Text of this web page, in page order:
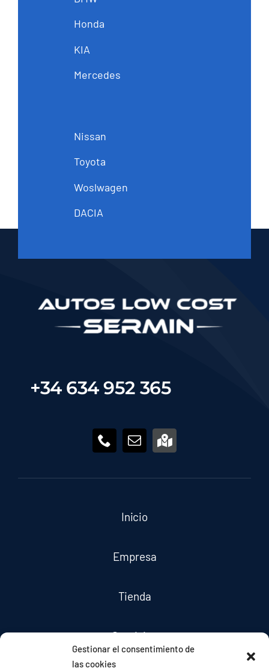
Gestionar el consentimiento de
las cookies
Honda
KIA
Mercedes
Nissan
Toyota
Woslwagen
DACIA
+34 634 952 365
Inicio
Empresa
Tienda
Servicios